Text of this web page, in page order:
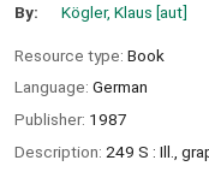
By: Kögler, Klaus [aut]
Resource type: Book
Language: German
Publisher: 1987
Description: 249 S : Ill.,